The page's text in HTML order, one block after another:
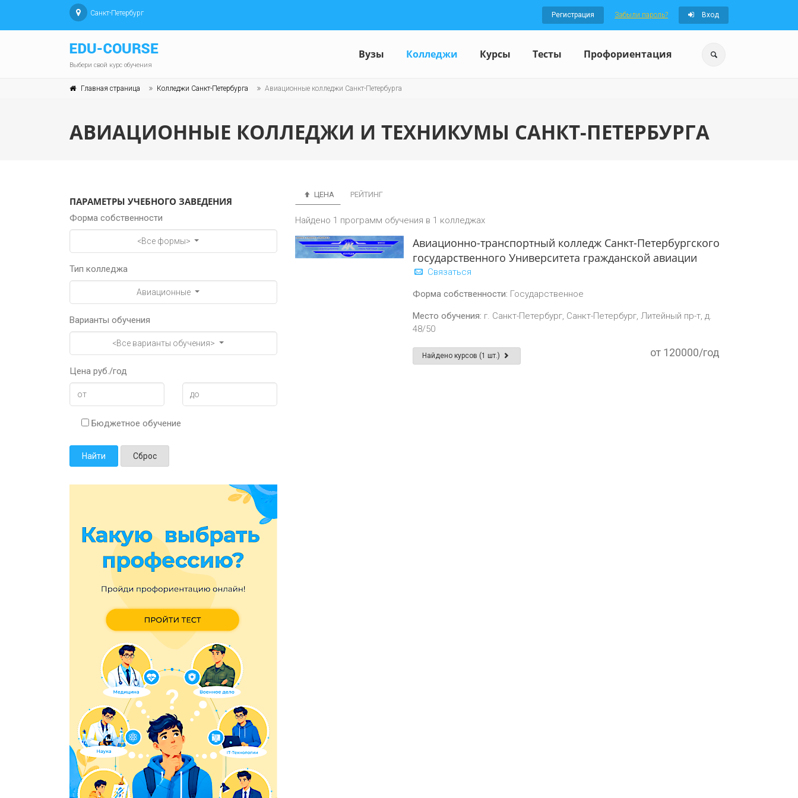
Санкт-Петербург Регистрация Забыли пароль? Вход
Выбери свой курс обучения
Вузы Колледжи Курсы Тесты Профориентация
Главная страница Колледжи Санкт-Петербурга Авиационные колледжи Санкт-Петербурга
АВИАЦИОННЫЕ КОЛЛЕДЖИ И ТЕХНИКУМЫ САНКТ-ПЕТЕРБУРГА
ПАРАМЕТРЫ УЧЕБНОГО ЗАВЕДЕНИЯ
Форма собственности
<Все формы>
Тип колледжа
Авиационные
Варианты обучения
<Все варианты обучения>
Цена руб./год
Бюджетное обучение
Найти Сброс
ЦЕНА РЕЙТИНГ
Найдено 1 программ обучения в 1 колледжах
Авиационно-транспортный колледж Санкт-Петербургского
государственного Университета гражданской авиации
Связаться
Форма собственности: Государственное
Место обучения: г. Санкт-Петербург, Санкт-Петербург, Литейный пр-т, д.
48/50
Найдено курсов (1 шт.) от 120000/год